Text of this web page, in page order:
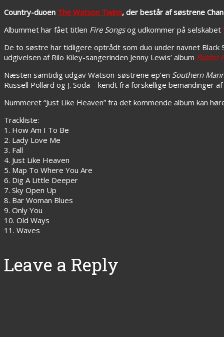
Country-duoen The Watson Twins, der består af søstrene
Albummet har fået titlen Fire Songsog udkommer på selskabet
De to søstre har tidligere optrådt som duo under navnet
udgivelsen af Rilo Kiley-sangerinden Jenny Lewis’ album Rabbit
Næsten samtidig udgav Watson-søstrene ep’en Southern
Russell Pollard og J. Soda – kendt fra forskellige bemandinger
Nummeret “Just Like Heaven” fra det kommende album kan
Trackliste:
1. How Am I To Be
2. Lady Love Me
3. Fall
4. Just Like Heaven
5. Map To Where You Are
6. Dig A Little Deeper
7. Sky Open Up
8. Bar Woman Blues
9. Only You
10. Old Ways
11. Waves
Leave a Reply